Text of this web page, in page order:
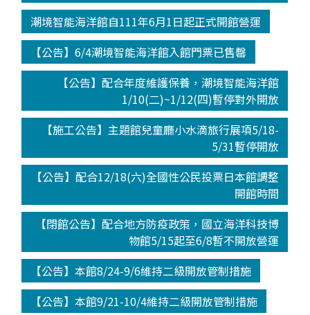
潮境智能海洋館自111年6月1日起正式開館營運
【公告】6/4潮境智能海洋館入館門票已售罄
【公告】配合年度維護保養，潮境智能海洋館
1/10(二)~1/12(四)暫停對外開放
【施工公告】主題館兒童廳小水滴旅行展項5/18-
5/31暫停開放
【公告】配合12/18(六)全國性公民投票日本館調整
開館時間
【閉館公告】配合地方防疫政策，國立海洋科技博
物館5/15起至6/8暫不開放營運
【公告】本館8/24-9/6維持二級開放管制措施
【公告】本館9/21-10/4維持二級開放管制措施